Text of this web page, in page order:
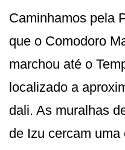
Caminhamos pela
que o Comodoro
marchou até o
localizado a
dali. As muralhas
de Izu cercam